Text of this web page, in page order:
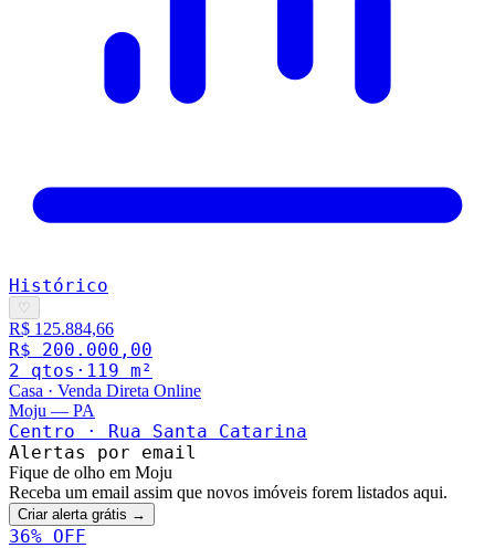
Histórico
♡
R$ 125.884,66
R$ 200.000,00
2 qtos · 119 m²
Casa · Venda Direta Online
Moju — PA
Centro · Rua Santa Catarina
Alertas por email
Fique de olho em Moju
Receba um email assim que novos imóveis forem listados aqui.
Criar alerta grátis →
36% OFF